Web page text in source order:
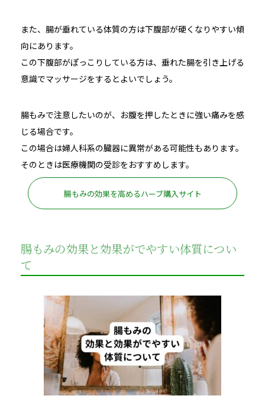
また、腸が垂れている体質の方は下腹部が硬くなりやすい傾
向にあります。
この下腹部がぽっこりしている方は、垂れた腸を引き上げる
意識でマッサージをするとよいでしょう。
腸もみで注意したいのが、お腹を押したときに強い痛みを感
じる場合です。
この場合は婦人科系の臓器に異常がある可能性もあります。
そのときは医療機関の受診をおすすめします。
腸もみの効果を高めるハーブ購入サイト
腸もみの効果と効果がでやすい体質につい
て